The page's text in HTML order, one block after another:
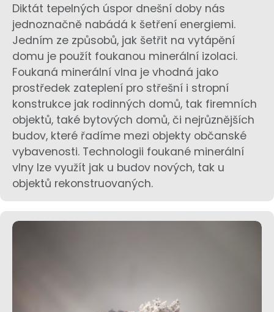
Diktát tepelných úspor dnešní doby nás
jednoznačně nabádá k šetření energiemi.
Jedním ze způsobů, jak šetřit na vytápění
domu je použít foukanou minerální izolaci.
Foukaná minerální vlna je vhodná jako
prostředek zateplení pro střešní i stropní
konstrukce jak rodinných domů, tak firemních
objektů, také bytových domů, či nejrůznějších
budov, které řadíme mezi objekty občanské
vybavenosti. Technologii foukané minerální
vlny lze využít jak u budov nových, tak u
objektů rekonstruovaných.